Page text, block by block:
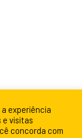
experiência
e visitas
concorda com